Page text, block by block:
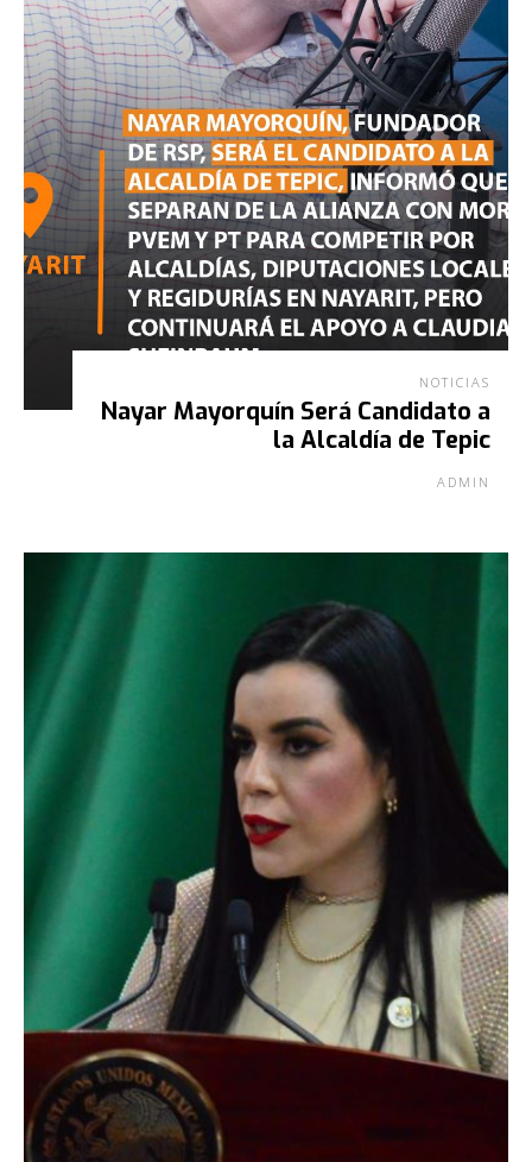
NOTICIAS
Nayar Mayorquín Será Candidato a
la Alcaldía de Tepic
ADMIN